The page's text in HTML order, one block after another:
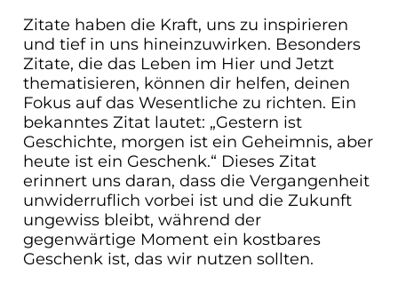
Zitate haben die Kraft, uns zu inspirieren
und tief in uns hineinzuwirken. Besonders
Zitate, die das Leben im Hier und Jetzt
thematisieren, können dir helfen, deinen
Fokus auf das Wesentliche zu richten. Ein
bekanntes Zitat lautet: „Gestern ist
Geschichte, morgen ist ein Geheimnis, aber
heute ist ein Geschenk.“ Dieses Zitat
erinnert uns daran, dass die Vergangenheit
unwiderruflich vorbei ist und die Zukunft
ungewiss bleibt, während der
gegenwärtige Moment ein kostbares
Geschenk ist, das wir nutzen sollten.